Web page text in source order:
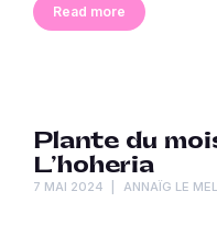
Read more
Plante du
L’hoheria
7 MAI 2024 ANNAÏG LE